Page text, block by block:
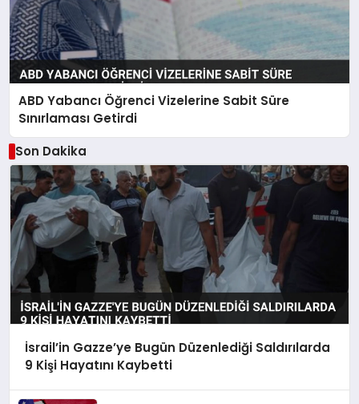
ABD Yabancı Öğrenci Vizelerine Sabit Süre
Sınırlaması Getirdi
Son Dakika
İsrail’in Gazze’ye Bugün Düzenlediği Saldırılarda
9 Kişi Hayatını Kaybetti